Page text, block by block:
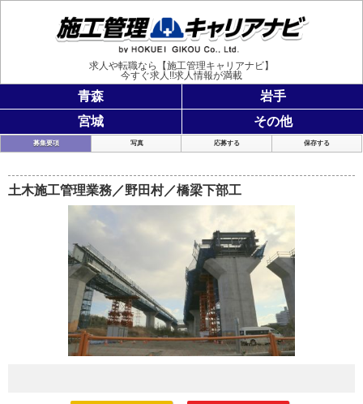
求人や転職なら【施工管理キャリアナビ】
今すぐ求人!!求人情報が満載
青森
岩手
宮城
その他
募集要項 写真 応募する 保存する
土木施工管理業務／野田村／橋梁下部工